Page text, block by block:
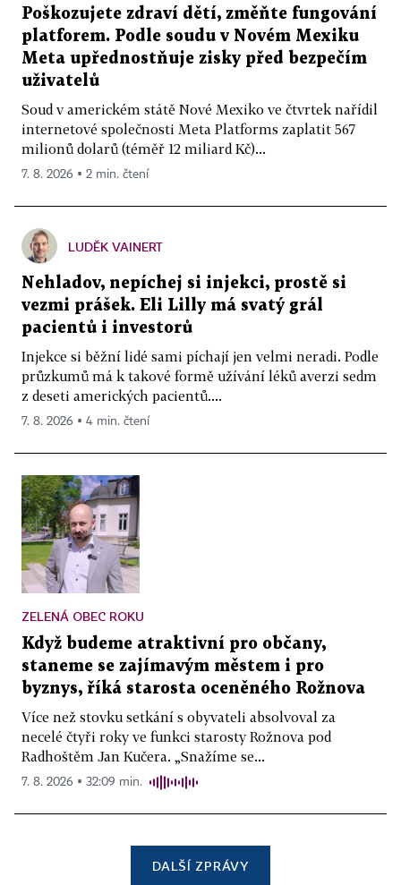
Poškozujete zdraví dětí, změňte fungování
platforem. Podle soudu v Novém Mexiku
Meta upřednostňuje zisky před bezpečím
uživatelů
Soud v americkém státě Nové Mexiko ve čtvrtek nařídil
internetové společnosti Meta Platforms zaplatit 567
milionů dolarů (téměř 12 miliard Kč)...
7. 8. 2026 ▪ 2 min. čtení
LUDĚK VAINERT
Nehladov, nepíchej si injekci, prostě si
vezmi prášek. Eli Lilly má svatý grál
pacientů i investorů
Injekce si běžní lidé sami píchají jen velmi neradi. Podle
průzkumů má k takové formě užívání léků averzi sedm
z deseti amerických pacientů....
7. 8. 2026 ▪ 4 min. čtení
ZELENÁ OBEC ROKU
Když budeme atraktivní pro občany,
staneme se zajímavým městem i pro
byznys, říká starosta oceněného Rožnova
Více než stovku setkání s obyvateli absolvoval za
necelé čtyři roky ve funkci starosty Rožnova pod
Radhoštěm Jan Kučera. „Snažíme se...
7. 8. 2026 ▪ 32:09 min.
DALŠÍ ZPRÁVY